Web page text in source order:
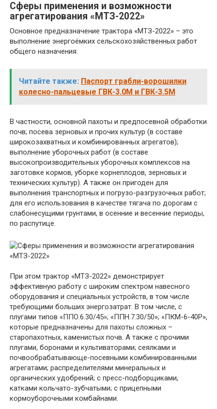
Сферы применения и возможности
агрегатирования «МТЗ-2022»
Основное предназначение трактора «МТЗ-2022» – это
выполнение энергоёмких сельскохозяйственных работ
общего назначения.
Читайте также: Паспорт грабли-ворошилки
колесно-пальцевые ГВК-3.0М и ГВК-3.5М
В частности, основной пахоты и предпосевной обработки
почв; посева зерновых и прочих культур (в составе
широкозахватных и комбинированных агрегатов);
выполнение уборочных работ (в составе
высокопроизводительных уборочных комплексов на
заготовке кормов, уборке корнеплодов, зерновых и
технических культур). А также он пригоден для
выполнения транспортных и погрузо-разгрузочных работ;
для его использования в качестве тягача по дорогам с
слабонесущими грунтами, в осенние и весенние периоды,
по распутице.
При этом трактор «МТЗ-2022» демонстрирует
эффективную работу с широким спектром навесного
оборудования и специальных устройств, в том числе
требующими больших энергозатрат. В том числе, с
плугами типов «ППО.6.30/45»; «ППН.7.30/50»; «ПКМ-6-40Р»,
которые предназначены для пахоты сложных –
старопахотных, каменистых почв. А также с прочими
плугами, боронами и культиваторами; сеялками и
почвообрабатывающе-посевными комбинированными
агрегатами; распределителями минеральных и
органических удобрений; с пресс-подборщиками,
катками кольчато-зубчатыми; с прицепными
кормоуборочными комбайнами.